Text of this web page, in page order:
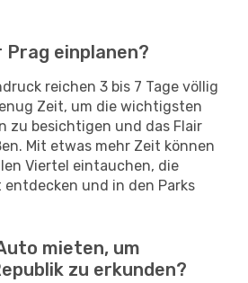
einplanen?
reichen 3 bis 7 Tage völlig
Zeit, um die wichtigsten
zu besichtigen und das Flair
Mit etwas mehr Zeit können
Viertel eintauchen, die
und in den Parks
mieten, um
zu erkunden?